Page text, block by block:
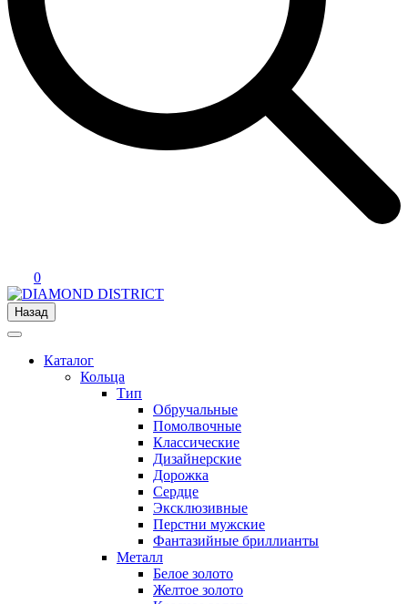
0
Назад
Каталог
Кольца
Тип
Обручальные
Помолвочные
Классические
Дизайнерские
Дорожка
Сердце
Эксклюзивные
Перстни мужские
Фантазийные бриллианты
Металл
Белое золото
Желтое золото